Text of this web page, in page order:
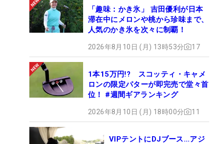
「趣味：かき氷」 吉田優利が日本
滞在中にメロンや桃から珍味まで、
人気のかき氷を次々に制覇！
2026年8月10日 (月) 13時53分 17
1本15万円!? スコッティ・キャメ
ロンの限定パターが即完売で堂々首
位！ #週間ギアランキング
2026年8月10日 (月) 18時00分 11
VIPテントにDJブース…アジ